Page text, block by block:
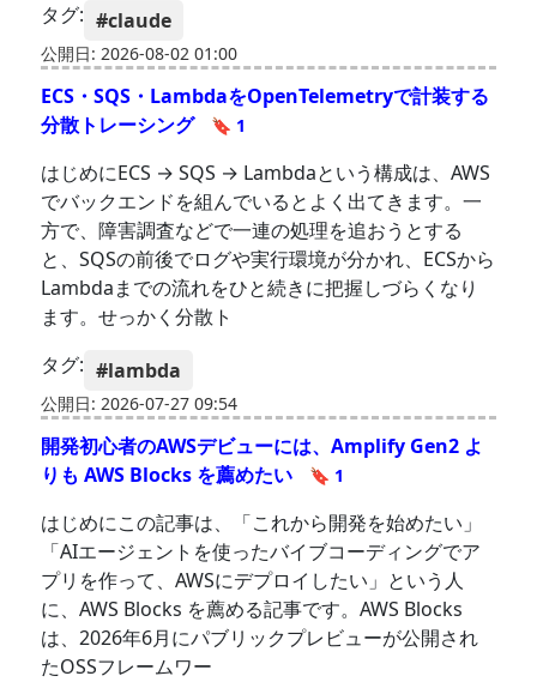
タグ: #claude
公開日: 2026-08-02 01:00
ECS・SQS・LambdaをOpenTelemetryで計装する
分散トレーシング
🔖 1
はじめにECS → SQS → Lambdaという構成は、AWS
でバックエンドを組んでいるとよく出てきます。一
方で、障害調査などで一連の処理を追おうとする
と、SQSの前後でログや実行環境が分かれ、ECSから
Lambdaまでの流れをひと続きに把握しづらくなり
ます。せっかく分散ト
タグ: #lambda
公開日: 2026-07-27 09:54
開発初心者のAWSデビューには、Amplify Gen2 よ
りも AWS Blocks を薦めたい
🔖 1
はじめにこの記事は、「これから開発を始めたい」
「AIエージェントを使ったバイブコーディングでア
プリを作って、AWSにデプロイしたい」という人
に、AWS Blocks を薦める記事です。AWS Blocks
は、2026年6月にパブリックプレビューが公開され
たOSSフレームワー